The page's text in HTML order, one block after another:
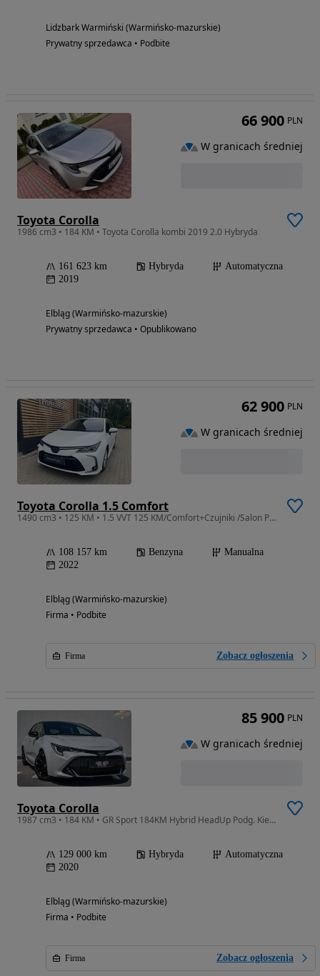
Lidzbark Warmiński (Warmińsko-mazurskie)
Prywatny sprzedawca • Podbite
Toyota Corolla
1986 cm3 • 184 KM • Toyota Corolla kombi 2019 2.0 Hybryda
161 623 km Hybryda
Automatyczna
2019
Elbląg (Warmińsko-mazurskie)
Prywatny sprzedawca • Opublikowano
66 900 PLN
W granicach średniej
Toyota Corolla 1.5 Comfort
1490 cm3 • 125 KM • 1.5 VVT 125 KM/Comfort+Czujniki /Salon Pl/Vat23%/Salon Toyota Elbląg
108 157 km Benzyna
Manualna
2022
Elbląg (Warmińsko-mazurskie)
Firma • Podbite
Firma Zobacz ogłoszenia
62 900 PLN
W granicach średniej
Toyota Corolla
1987 cm3 • 184 KM • GR Sport 184KM Hybrid HeadUp Podg. Kierownica ASO Toyota Bezwyp
129 000 km Hybryda
Automatyczna
2020
Elbląg (Warmińsko-mazurskie)
Firma • Podbite
Firma Zobacz ogłoszenia
85 900 PLN
W granicach średniej